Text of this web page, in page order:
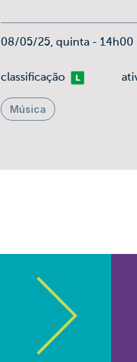
08/05/25, quinta - 14h00
classificaçãoLivre
Música